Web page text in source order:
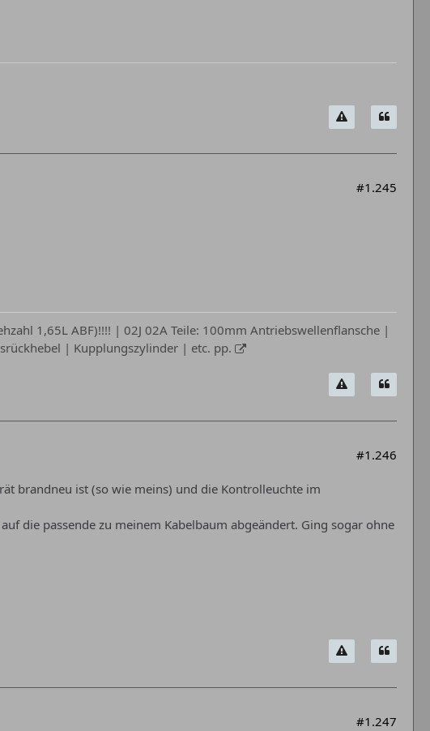
#1.245
1,65L ABF)!!!! | 02J 02A Teile: 100mm Antriebswellenflansche |
| Kupplungszylinder | etc. pp.
#1.246
brandneu ist (so wie meins) und die Kontrolleuchte im
die passende zu meinem Kabelbaum abgeändert. Ging sogar ohne
#1.247